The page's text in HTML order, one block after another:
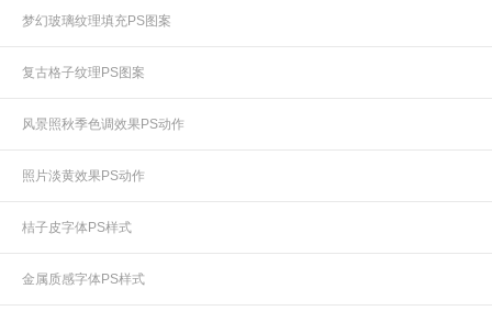
梦幻玻璃纹理填充PS图案
复古格子纹理PS图案
风景照秋季色调效果PS动作
照片淡黄效果PS动作
桔子皮字体PS样式
金属质感字体PS样式